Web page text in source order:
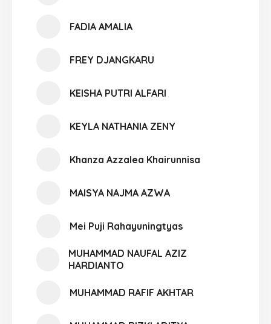
FADIA AMALIA
FREY DJANGKARU
KEISHA PUTRI ALFARI
KEYLA NATHANIA ZENY
Khanza Azzalea Khairunnisa
MAISYA NAJMA AZWA
Mei Puji Rahayuningtyas
MUHAMMAD NAUFAL AZIZ
HARDIANTO
MUHAMMAD RAFIF AKHTAR